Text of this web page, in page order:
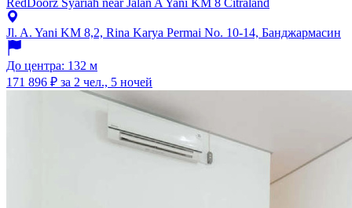
RedDoorz Syariah near Jalan A Yani KM 8 Citraland
Jl. A. Yani KM 8,2, Rina Karya Permai No. 10-14, Банджармасин
До центра: 132 м
171 896 ₽ за 2 чел., 5 ночей